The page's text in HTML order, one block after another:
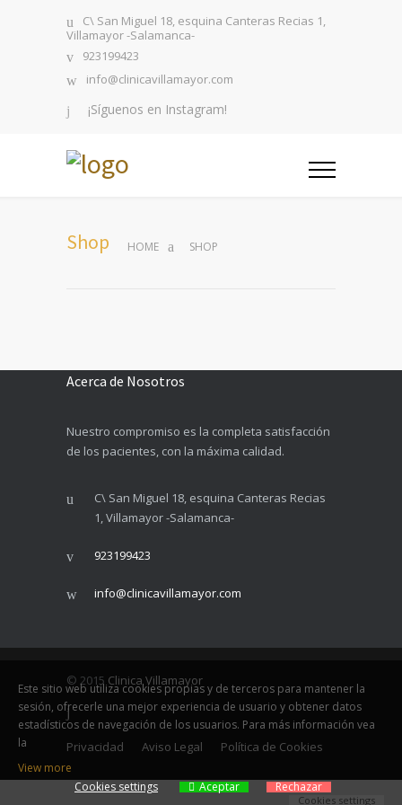
C\ San Miguel 18, esquina Canteras Recias 1,
Villamayor -Salamanca-
923199423
info@clinicavillamayor.com
¡Síguenos en Instagram!
Shop HOME SHOP
Acerca de Nosotros
Nuestro compromiso es la completa satisfacción
de los pacientes, con la máxima calidad.
C\ San Miguel 18, esquina Canteras Recias
1, Villamayor -Salamanca-
923199423
info@clinicavillamayor.com
© 2015 Clinica Villamayor
Privacidad Aviso Legal Política de Cookies
Este sitio web utiliza cookies propias y de terceros para mantener la
sesión, ofrecerle una mejor experiencia de usuario y obtener datos
estadísticos de navegación de los usuarios. Para más información vea
la
View more
Cookies settings
Aceptar Rechazar
Cookies settings